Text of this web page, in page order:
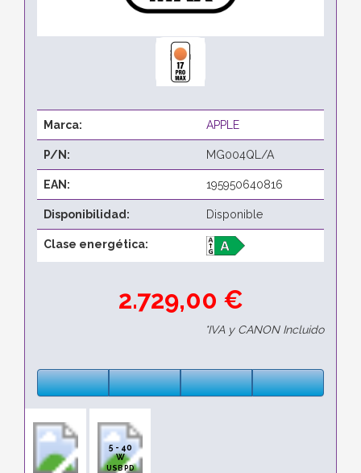
Marca: APPLE
P/N: MG004QL/A
EAN: 195950640816
Disponibilidad: Disponible
Clase energética:
2.729,00 €
*IVA y CANON Incluido
5 - 40
W
USB PD